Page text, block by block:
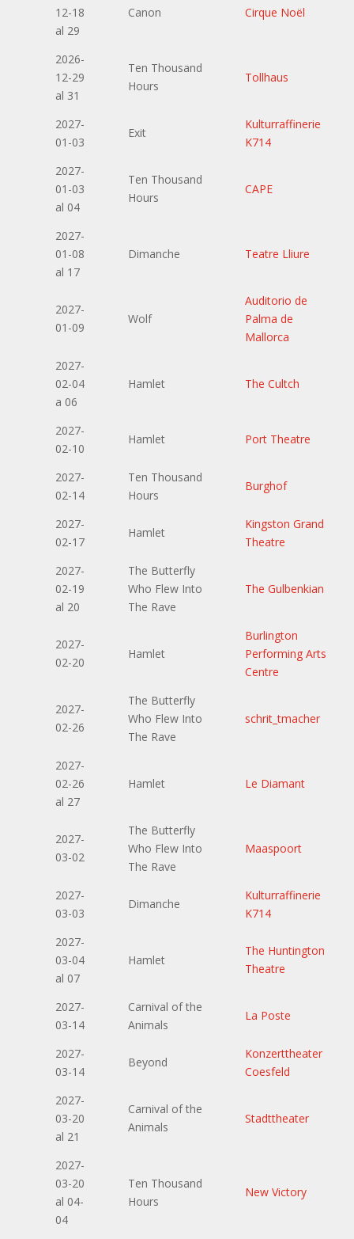
12-18
al 29
Canon Cirque Noël
2026-
12-29
al 31
Ten Thousand
Hours
Tollhaus
2027-
01-03
Exit
Kulturraffinerie
K714
2027-
01-03
al 04
Ten Thousand
Hours
CAPE
2027-
01-08
al 17
Dimanche Teatre Lliure
2027-
01-09
Wolf
Auditorio de
Palma de
Mallorca
2027-
02-04
a 06
Hamlet The Cultch
2027-
02-10
Hamlet Port Theatre
2027-
02-14
Ten Thousand
Hours
Burghof
2027-
02-17
Hamlet
Kingston Grand
Theatre
2027-
02-19
al 20
The Butterfly
Who Flew Into
The Rave
The Gulbenkian
2027-
02-20
Hamlet
Burlington
Performing Arts
Centre
2027-
02-26
The Butterfly
Who Flew Into
The Rave
schrit_tmacher
2027-
02-26
al 27
Hamlet Le Diamant
2027-
03-02
The Butterfly
Who Flew Into
The Rave
Maaspoort
2027-
03-03
Dimanche
Kulturraffinerie
K714
2027-
03-04
al 07
Hamlet
The Huntington
Theatre
2027-
03-14
Carnival of the
Animals
La Poste
2027-
03-14
Beyond
Konzerttheater
Coesfeld
2027-
03-20
al 21
Carnival of the
Animals
Stadttheater
2027-
03-20
al 04-
04
Ten Thousand
Hours
New Victory